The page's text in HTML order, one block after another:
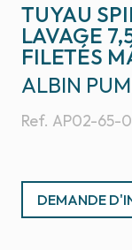
TUYAU
LAVAGE
FILETÉS
Ref. AP02-65-
ALBIN
DEMANDE